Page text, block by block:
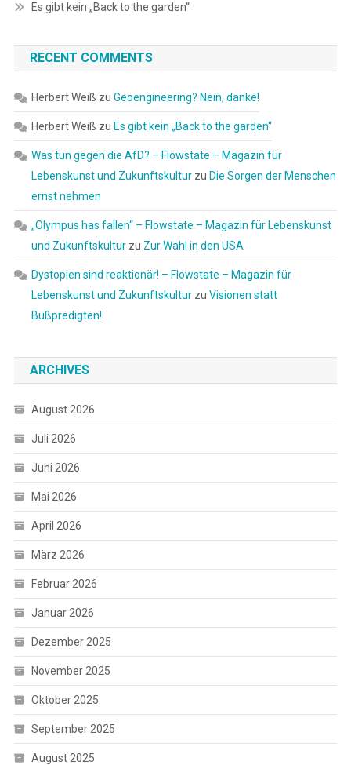
Es gibt kein „Back to the garden“
RECENT COMMENTS
Herbert Weiß zu Geoengineering? Nein, danke!
Herbert Weiß zu Es gibt kein „Back to the garden“
Was tun gegen die AfD? – Flowstate – Magazin für
Lebenskunst und Zukunftskulturzu Die Sorgen der Menschen
ernst nehmen
„Olympus has fallen“ – Flowstate – Magazin für Lebenskunst
und Zukunftskulturzu Zur Wahl in den USA
Dystopien sind reaktionär! – Flowstate – Magazin für
Lebenskunst und Zukunftskulturzu Visionen statt
Bußpredigten!
ARCHIVES
August 2026
Juli 2026
Juni 2026
Mai 2026
April 2026
März 2026
Februar 2026
Januar 2026
Dezember 2025
November 2025
Oktober 2025
September 2025
August 2025